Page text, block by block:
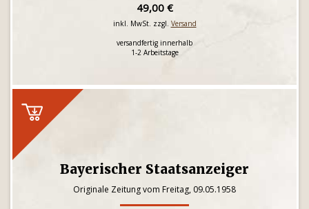
49,00 €
inkl. MwSt. zzgl. Versand
versandfertig innerhalb
1-2 Arbeitstage
Bayerischer Staatsanzeiger
Originale Zeitung vom Freitag, 09.05.1958